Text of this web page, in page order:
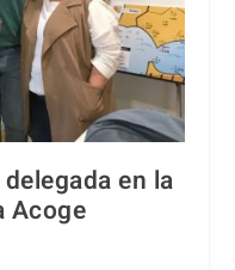
en la
Acoge